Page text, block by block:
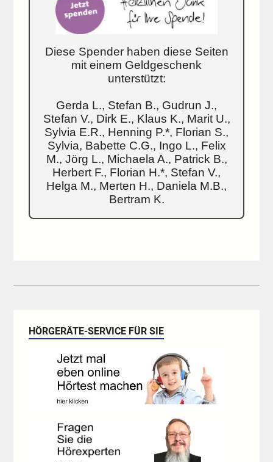
Diese Spender haben diese Seiten
mit einem Geldgeschenk
unterstützt:
Gerda L., Stefan B., Gudrun J.,
Stefan V., Dirk E., Klaus K., Marit U.,
Sylvia E.R., Henning P.*, Florian S.,
Sylvia, Babette C.G., Ingo L., Felix
M., Jörg L., Michaela A., Patrick B.,
Herbert F., Florian H.*, Stefan V.,
Helga M., Merten H., Daniela M.B.,
Bertram K.
HÖRGERÄTE-SERVICE FÜR SIE